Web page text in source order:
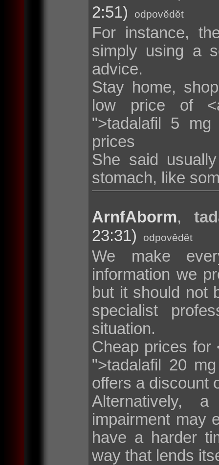
2:51)
odpovědět
For instance,
simply using a
advice.
Stay home,
low price of <a
">tadalafil 5 mg
prices
She said
stomach, like
ArnfAborm,
23:31)
odpovědět
We make
information we
but it should not
specialist
situation.
Cheap prices for
">tadalafil 20
offers a discount
Alternatively,
impairment may
have a harder
way that lends